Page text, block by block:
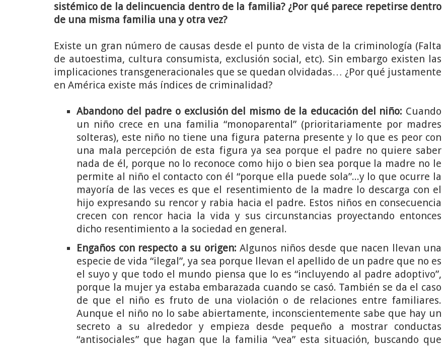
sistémico de la delincuencia dentro de la familia? ¿Por qué parece repetirse dentro
de una misma familia una y otra vez?
Existe un gran número de causas desde el punto de vista de la criminología (Falta
de autoestima, cultura consumista, exclusión social, etc). Sin embargo existen las
implicaciones transgeneracionales que se quedan olvidadas… ¿Por qué justamente
en América existe más índices de criminalidad?
Abandono del padre o exclusión del mismo de la educación del niño: Cuando
un niño crece en una familia “monoparental” (prioritariamente por madres
solteras), este niño no tiene una figura paterna presente y lo que es peor con
una mala percepción de esta figura ya sea porque el padre no quiere saber
nada de él, porque no lo reconoce como hijo o bien sea porque la madre no le
permite al niño el contacto con él “porque ella puede sola”...y lo que ocurre la
mayoría de las veces es que el resentimiento de la madre lo descarga con el
hijo expresando su rencor y rabia hacia el padre. Estos niños en consecuencia
crecen con rencor hacia la vida y sus circunstancias proyectando entonces
dicho resentimiento a la sociedad en general.
Engaños con respecto a su origen: Algunos niños desde que nacen llevan una
especie de vida “ilegal”, ya sea porque llevan el apellido de un padre que no es
el suyo y que todo el mundo piensa que lo es “incluyendo al padre adoptivo”,
porque la mujer ya estaba embarazada cuando se casó. También se da el caso
de que el niño es fruto de una violación o de relaciones entre familiares.
Aunque el niño no lo sabe abiertamente, inconscientemente sabe que hay un
secreto a su alrededor y empieza desde pequeño a mostrar conductas
“antisociales” que hagan que la familia “vea” esta situación, buscando que